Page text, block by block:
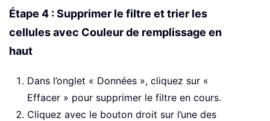
Étape 4 : Supprimer le filtre et trier les
cellules avec Couleur de remplissage en
haut
Dans l’onglet « Données », cliquez sur «
Effacer » pour supprimer le filtre en cours.
Cliquez avec le bouton droit sur l’une des